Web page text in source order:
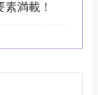
満載！